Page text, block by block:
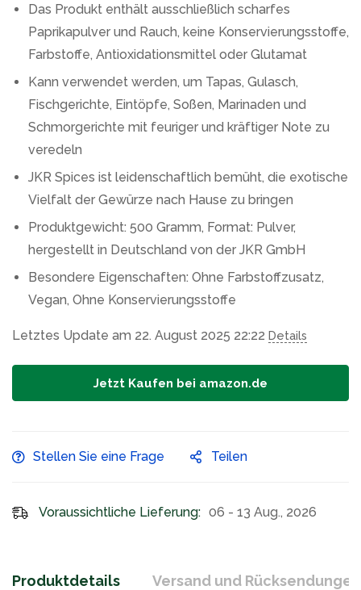
Das Produkt enthält ausschließlich scharfes
Paprikapulver und Rauch, keine Konservierungsstoffe,
Farbstoffe, Antioxidationsmittel oder Glutamat
Kann verwendet werden, um Tapas, Gulasch,
Fischgerichte, Eintöpfe, Soßen, Marinaden und
Schmorgerichte mit feuriger und kräftiger Note zu
veredeln
JKR Spices ist leidenschaftlich bemüht, die exotische
Vielfalt der Gewürze nach Hause zu bringen
Produktgewicht: 500 Gramm, Format: Pulver,
hergestellt in Deutschland von der JKR GmbH
Besondere Eigenschaften: Ohne Farbstoffzusatz,
Vegan, Ohne Konservierungsstoffe
Letztes Update am 22. August 2025 22:22 Details
Jetzt Kaufen bei amazon.de
Stellen Sie eine Frage Teilen
Voraussichtliche Lieferung: 06 - 13 Aug., 2026
Produktdetails Versand und Rücksendungen